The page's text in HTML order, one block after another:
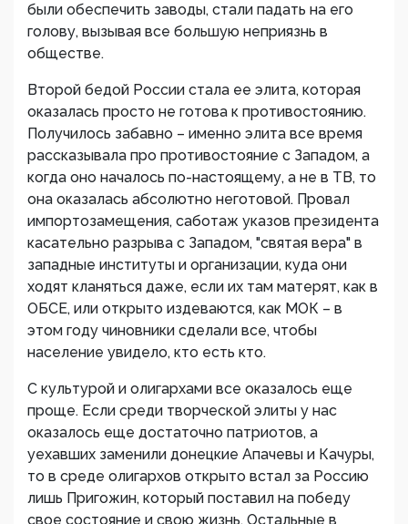
были обеспечить заводы, стали падать на его
голову, вызывая все большую неприязнь в
обществе.
Второй бедой России стала ее элита, которая
оказалась просто не готова к противостоянию.
Получилось забавно – именно элита все время
рассказывала про противостояние с Западом, а
когда оно началось по-настоящему, а не в ТВ, то
она оказалась абсолютно неготовой. Провал
импортозамещения, саботаж указов президента
касательно разрыва с Западом, "святая вера" в
западные институты и организации, куда они
ходят кланяться даже, если их там матерят, как в
ОБСЕ, или открыто издеваются, как МОК – в
этом году чиновники сделали все, чтобы
население увидело, кто есть кто.
С культурой и олигархами все оказалось еще
проще. Если среди творческой элиты у нас
оказалось еще достаточно патриотов, а
уехавших заменили донецкие Апачевы и Качуры,
то в среде олигархов открыто встал за Россию
лишь Пригожин, который поставил на победу
свое состояние и свою жизнь. Остальные в